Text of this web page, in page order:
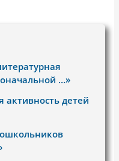
…»
активность детей